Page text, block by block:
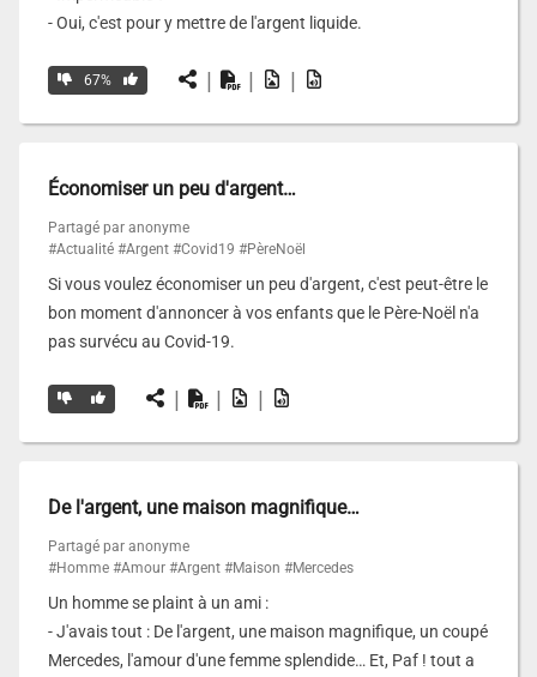
- Oui, c'est pour y mettre de l'argent liquide.
67% | | |
Économiser un peu d'argent…
Partagé par anonyme
#Actualité #Argent #Covid19 #PèreNoël
Si vous voulez économiser un peu d'argent, c'est peut-être le
bon moment d'annoncer à vos enfants que le Père-Noël n'a
pas survécu au Covid-19.
| | |
De l'argent, une maison magnifique…
Partagé par anonyme
#Homme #Amour #Argent #Maison #Mercedes
Un homme se plaint à un ami :
- J'avais tout : De l'argent, une maison magnifique, un coupé
Mercedes, l'amour d'une femme splendide… Et, Paf ! tout a